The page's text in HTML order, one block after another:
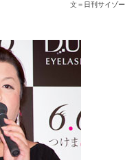
文＝ 日刊サイゾー